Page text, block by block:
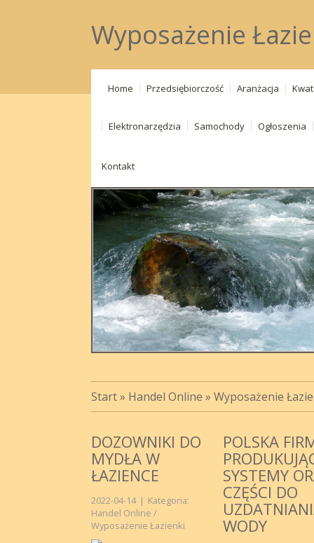
Wyposażenie
Home Przedsiębiorczość Aranżacja
Elektronarzędzia Samochody Ogłoszenia
Kontakt
Start» Handel Online » Wyposażenie
DOZOWNIKI DO
MYDŁA W
ŁAZIENCE
2022-04-14 | Kategoria:
Handel Online /
Wyposażenie Łazienki
POLSKA
SYSTEMY
CZĘŚCI DO
WODY